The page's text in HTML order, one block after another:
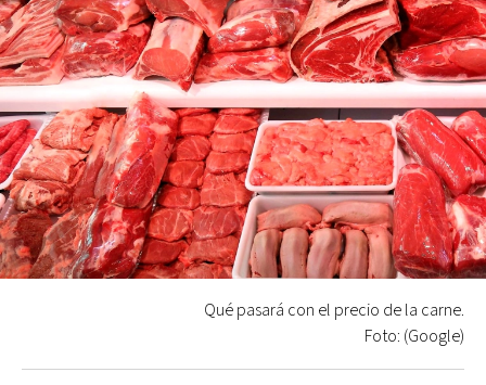
Qué pasará con el precio de la carne.
Foto: (Google)